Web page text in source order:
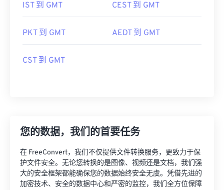
IST 到 GMT CEST 到 GMT
PKT 到 GMT AEDT 到 GMT
CST 到 GMT
您的数据，我们的首要任务
在 FreeConvert，我们不仅提供文件转换服务，更致力于保
护文件安全。无论您转换的是图像、视频还是文档，我们强
大的安全框架都能确保您的数据始终安全无虞。凭借先进的
加密技术、安全的数据中心和严密的监控，我们全方位保障